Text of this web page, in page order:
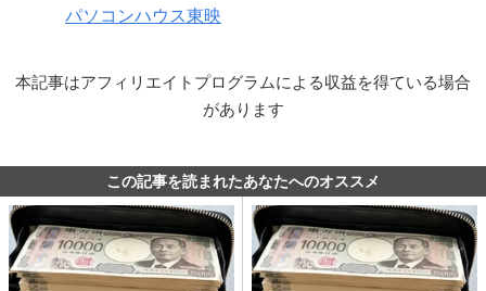
パソコンハウス東映
本記事はアフィリエイトプログラムによる収益を得ている場合
があります
この記事を読まれたあなたへのオススメ